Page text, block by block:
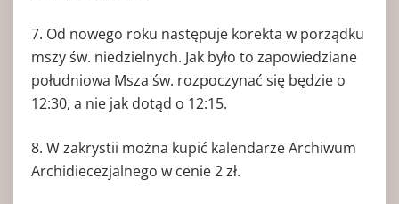
7. Od nowego roku następuje korekta w porządku
mszy św. niedzielnych. Jak było to zapowiedziane
południowa Msza św. rozpoczynać się będzie o
12:30, a nie jak dotąd o 12:15.
8. W zakrystii można kupić kalendarze Archiwum
Archidiecezjalnego w cenie 2 zł.